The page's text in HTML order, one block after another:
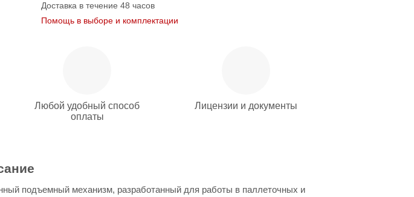
Доставка в течение 48 часов
Помощь в выборе и комплектации
Любой удобный способ
оплаты
Лицензии и документы
подъемный механизм, разработанный для работы в паллеточных и